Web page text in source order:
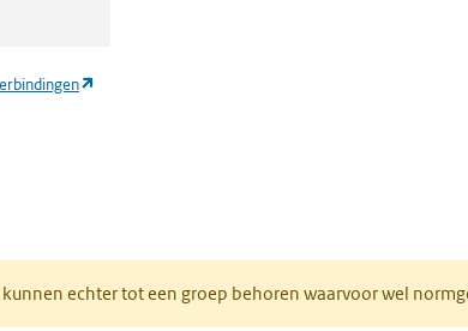
echter tot een groep behoren waarvoor wel